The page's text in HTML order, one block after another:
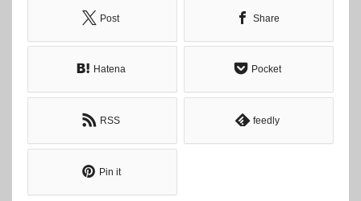
Post Share
Hatena Pocket
RSS feedly
Pin it